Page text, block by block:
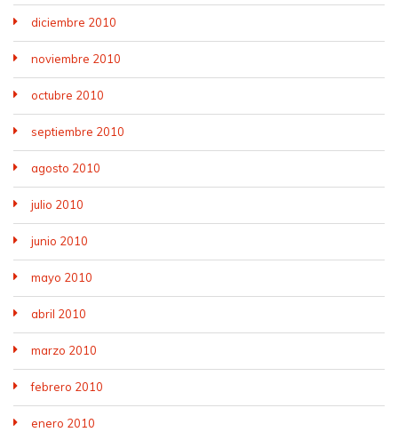
diciembre 2010
noviembre 2010
octubre 2010
septiembre 2010
agosto 2010
julio 2010
junio 2010
mayo 2010
abril 2010
marzo 2010
febrero 2010
enero 2010